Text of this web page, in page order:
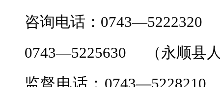
咨询电话：0743—5222320
0743—5225630 （永顺县
监督电话：